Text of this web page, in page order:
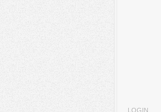
LOGIN